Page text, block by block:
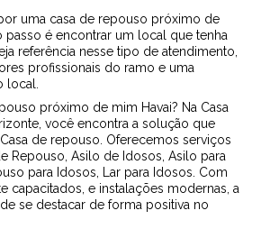
uma casa de repouso próximo de
passo é encontrar um local que tenha
referência nesse tipo de atendimento,
profissionais do ramo e uma
próximo de mim Havai? Na Casa
você encontra a solução que
de repouso. Oferecemos serviços
Repouso, Asilo de Idosos, Asilo para
para Idosos, Lar para Idosos. Com
capacitados, e instalações modernas, a
se destacar de forma positiva no